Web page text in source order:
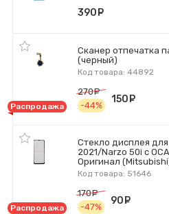
390
Сканер отпечатка
(черный)
Код товара: 44892
Распродажа
270
-44%
150
Стекло дисплея для
2021/Narzo 50i с
Оригинал
Код товара: 51646
Распродажа
170
руб.
-47%
90